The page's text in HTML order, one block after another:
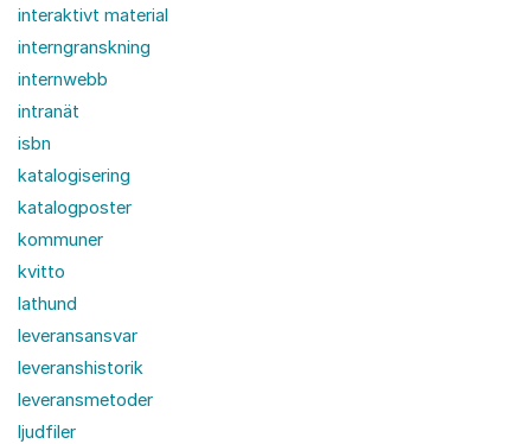
interaktivt material
interngranskning
internwebb
intranät
isbn
katalogisering
katalogposter
kommuner
kvitto
lathund
leveransansvar
leveranshistorik
leveransmetoder
ljudfiler